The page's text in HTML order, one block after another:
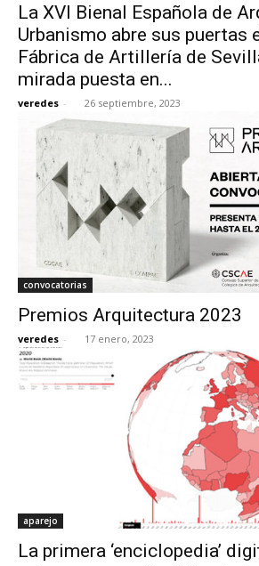
La XVI Bienal Española de
Urbanismo abre sus puertas
Fábrica de Artillería de
mirada puesta en...
veredes - 26 septiembre, 2023
convocatorias
Premios Arquitectura 2023
veredes - 17 enero, 2023
aparejo
La primera ‘enciclopedia’